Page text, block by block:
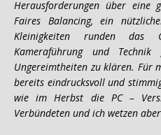
Herausforderungen über eine
Faires Balancing, ein
Kleinigkeiten runden das
Kameraführung und
Ungereimtheiten zu klären. Für
bereits eindrucksvoll und
wie im Herbst die PC –
Verbündeten und ich wetzen